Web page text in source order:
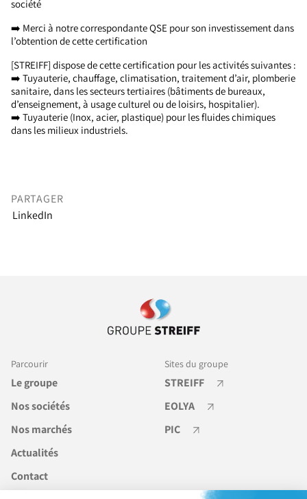
société
➡️ Merci à notre correspondante QSE pour son investissement dans
l’obtention de cette certification
[STREIFF] dispose de cette certification pour les activités suivantes :
➡️ Tuyauterie, chauffage, climatisation, traitement d’air, plomberie
sanitaire, dans les secteurs tertiaires (bâtiments de bureaux,
d’enseignement, à usage culturel ou de loisirs, hospitalier).
➡️ Tuyauterie (Inox, acier, plastique) pour les fluides chimiques
dans les milieux industriels.
PARTAGER
LinkedIn
Parcourir
Le groupe
Nos sociétés
Nos marchés
Actualités
Contact
Sites du groupe
STREIFF
EOLYA
PIC